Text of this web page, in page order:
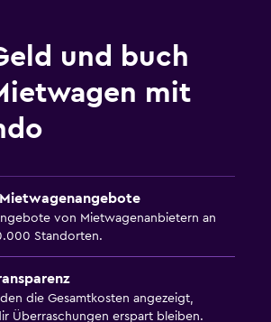
und buch
mit
von Mietwagenanbietern an
Standorten.
die Gesamtkosten angezeigt,
Überraschungen erspart bleiben.